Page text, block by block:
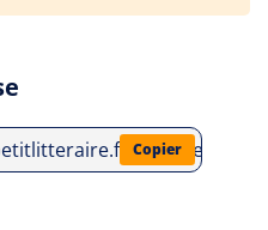
analyses-
Copier